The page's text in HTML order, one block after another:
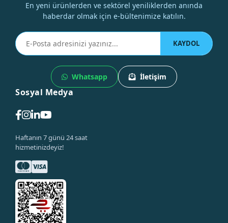
En yeni ürünlerden ve sektörel yeniliklerden anında
haberdar olmak için e-bültenimize katılın.
KAYDOL
Whatsapp İletişim
Sosyal Medya
Haftanın 7 günü 24 saat
hizmetinizdeyiz!